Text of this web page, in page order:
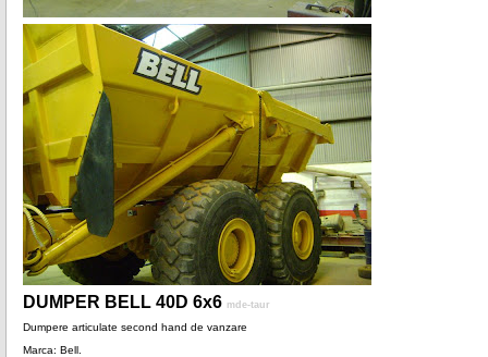
DUMPER BELL 40D 6x6 mde-taur
Dumpere articulate second hand de vanzare
Marca: Bell.